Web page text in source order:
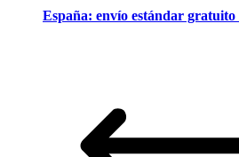
España: envío estándar gratuito